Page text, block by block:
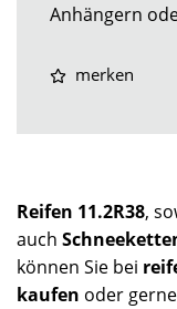
Anhängern
merken
Reifen 11.2R38,
auch
können Sie bei
kaufen oder